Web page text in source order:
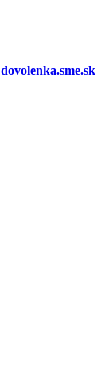
dovolenka.sme.sk